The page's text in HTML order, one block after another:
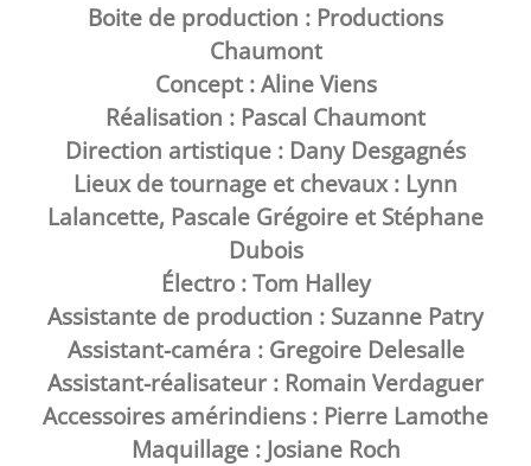
Boite de production : Productions
Chaumont
Concept : Aline Viens
Réalisation : Pascal Chaumont
Direction artistique : Dany Desgagnés
Lieux de tournage et chevaux : Lynn
Lalancette, Pascale Grégoire et Stéphane
Dubois
Électro : Tom Halley
Assistante de production : Suzanne Patry
Assistant-caméra : Gregoire Delesalle
Assistant-réalisateur : Romain Verdaguer
Accessoires amérindiens : Pierre Lamothe
Maquillage : Josiane Roch